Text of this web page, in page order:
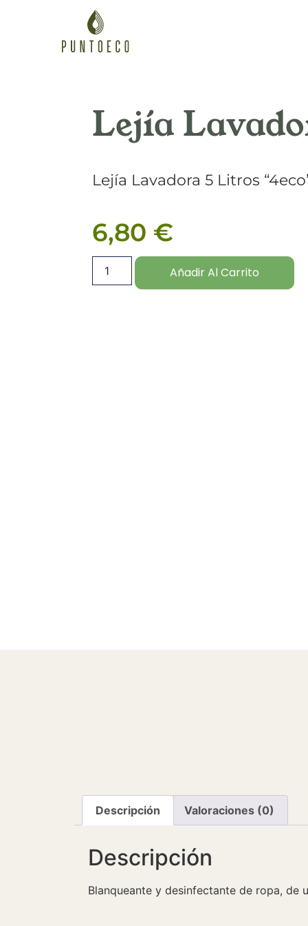
Lejía
Lejía Lavadora 5 Litros
6,80 €
Añadir Al Carrito
Descripción Valoraciones (0)
Descripción
Blanqueante y desinfectante de ropa, de